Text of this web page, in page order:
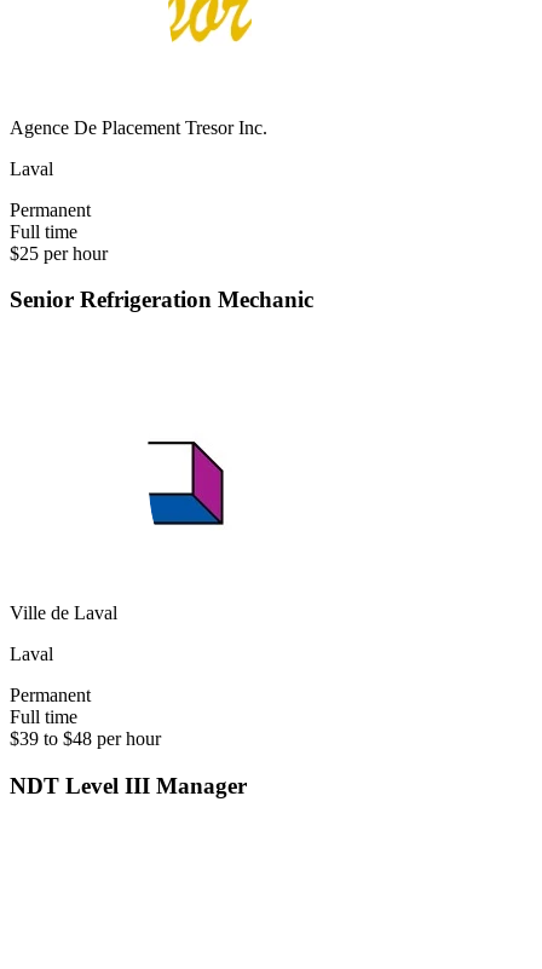
Agence De Placement Tresor Inc.
Laval
Permanent
Full time
$25 per hour
Senior Refrigeration Mechanic
Ville de Laval
Laval
Permanent
Full time
$39 to $48 per hour
NDT Level III Manager